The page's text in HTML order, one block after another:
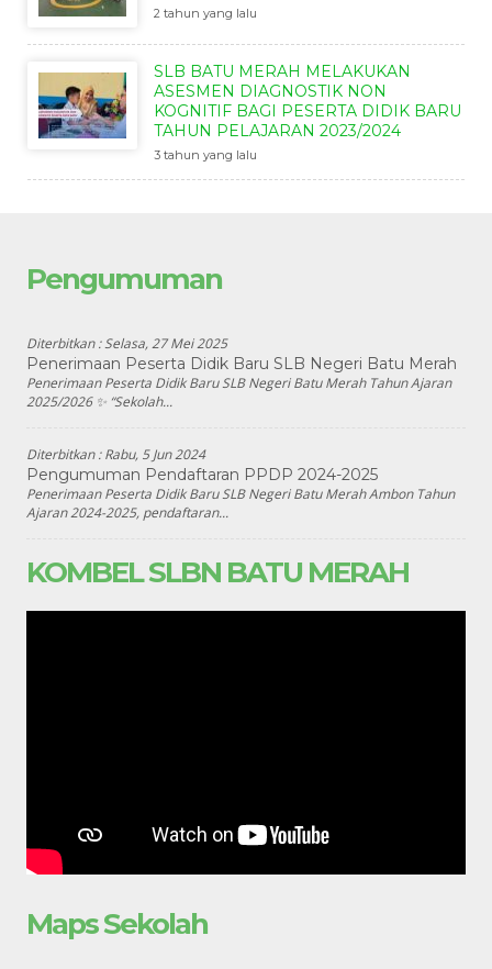
2 tahun yang lalu
SLB BATU MERAH MELAKUKAN
ASESMEN DIAGNOSTIK NON
KOGNITIF BAGI PESERTA DIDIK BARU
TAHUN PELAJARAN 2023/2024
3 tahun yang lalu
Pengumuman
Diterbitkan :Selasa, 27 Mei 2025
Penerimaan Peserta Didik Baru SLB Negeri Batu Merah
Penerimaan Peserta Didik Baru SLB Negeri Batu Merah Tahun Ajaran
2025/2026 ✨ “Sekolah...
Diterbitkan :Rabu, 5 Jun 2024
Pengumuman Pendaftaran PPDP 2024-2025
Penerimaan Peserta Didik Baru SLB Negeri Batu Merah Ambon Tahun
Ajaran 2024-2025, pendaftaran...
KOMBEL SLBN BATU MERAH
Maps Sekolah